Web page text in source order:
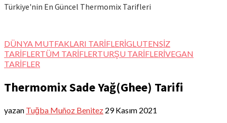
Türkiye'nin En Güncel Thermomix Tarifleri
DÜNYA MUTFAKLARI TARİFLERİGLUTENSİZ
TARİFLERTÜM TARİFLERTURŞU TARİFLERİVEGAN
TARİFLER
Thermomix Sade Yağ(Ghee) Tarifi
yazan Tuğba Muñoz Benitez 29 Kasım 2021